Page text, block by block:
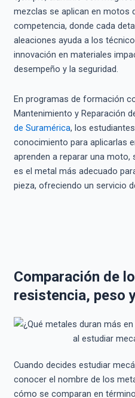
mezclas se aplican en motos
competencia, donde cada
aleaciones ayuda a los
innovación en materiales
desempeño y la seguridad.
En programas de formación
Mantenimiento y Reparación
de Suramérica, los
conocimiento para aplicarlas
aprenden a reparar una
es el metal más adecuado
pieza, ofreciendo un servicio
Comparación de
resistencia, peso
Cuando decides estudiar
conocer el nombre de los
cómo se comparan en